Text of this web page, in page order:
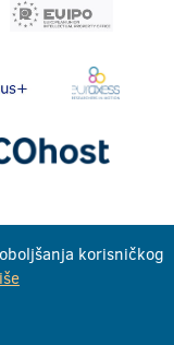
2026
korisničkog